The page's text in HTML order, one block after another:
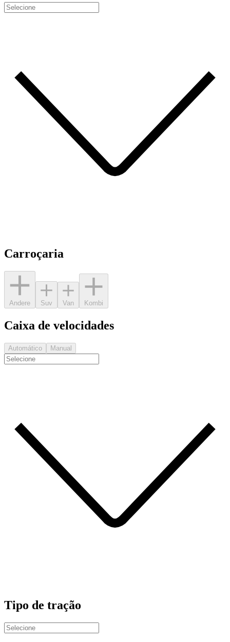
Carroçaria
Andere Suv Van Kombi
Caixa de velocidades
Automático Manual
Tipo de tração